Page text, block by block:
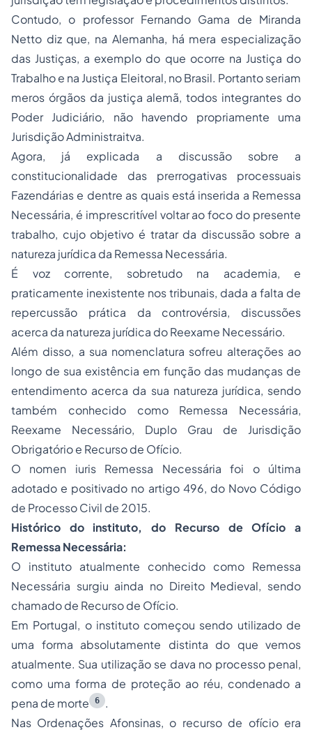
Contudo, o professor Fernando Gama de Miranda
Netto diz que, na Alemanha, há mera especialização
das Justiças, a exemplo do que ocorre na Justiça do
Trabalho e na Justiça Eleitoral, no Brasil. Portanto seriam
meros órgãos da justiça alemã, todos integrantes do
Poder Judiciário, não havendo propriamente uma
Jurisdição Administraitva.
Agora, já explicada a discussão sobre a
constitucionalidade das prerrogativas processuais
Fazendárias e dentre as quais está inserida a Remessa
Necessária, é imprescritível voltar ao foco do presente
trabalho, cujo objetivo é tratar da discussão sobre a
natureza jurídica da Remessa Necessária.
É voz corrente, sobretudo na academia, e
praticamente inexistente nos tribunais, dada a falta de
repercussão prática da controvérsia, discussões
acerca da natureza jurídica do Reexame Necessário.
Além disso, a sua nomenclatura sofreu alterações ao
longo de sua existência em função das mudanças de
entendimento acerca da sua natureza jurídica, sendo
também conhecido como Remessa Necessária,
Reexame Necessário, Duplo Grau de Jurisdição
Obrigatório e Recurso de Ofício.
O nomen iurisRemessa Necessária foi o última
adotado e positivado no artigo 496, do Novo Código
de Processo Civil de 2015.
Histórico do instituto, do Recurso de Ofício a
Remessa Necessária:
O instituto atualmente conhecido como Remessa
Necessária surgiu ainda no Direito Medieval, sendo
chamado de Recurso de Ofício.
Em Portugal, o instituto começou sendo utilizado de
uma forma absolutamente distinta do que vemos
atualmente. Sua utilização se dava no processo penal,
como uma forma de proteção ao réu, condenado a
pena de morte
6
.
Nas Ordenações Afonsinas, o recurso de ofício era